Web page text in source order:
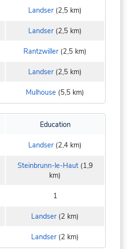
Landser (2,5 km)
Landser (2,5 km)
Rantzwiller (2,5 km)
Landser (2,5 km)
Mulhouse (5,5 km)
Education
Landser (2,4 km)
Steinbrunn-le-Haut(1,9
km)
1
Landser (2 km)
Landser (2 km)